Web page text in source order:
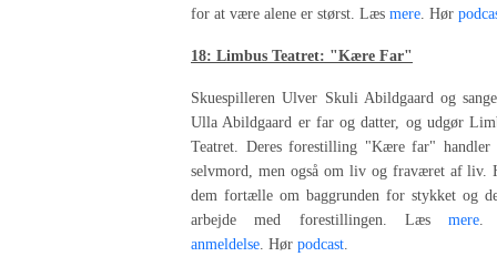
for at være alene er størst. Læs mere. Hør
18: Limbus Teatret: "Kære Far"
Skuespilleren Ulver Skuli Abildgaard og
Ulla Abildgaard er far og datter, og udgør
Teatret. Deres forestilling "Kære far" handler
selvmord, men også om liv og fraværet af liv.
dem fortælle om baggrunden for stykket og
arbejde med forestillingen. Læsmere.
anmeldelse. Hør podcast.